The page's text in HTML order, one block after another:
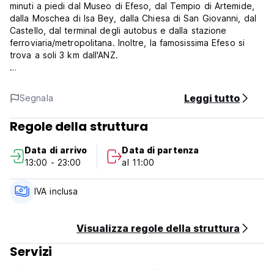
minuti a piedi dal Museo di Efeso, dal Tempio di Artemide,
dalla Moschea di Isa Bey, dalla Chiesa di San Giovanni, dal
Castello, dal terminal degli autobus e dalla stazione
ferroviaria/metropolitana. Inoltre, la famosissima Efeso si
trova a soli 3 km dall'ANZ.
Reception 24 ore su 24.
Politica di cancellazione: 72 ore prima dell'arrivo. In caso di
prima notte di soggiorno.
Check in dalle 13:00 alle 23:00.
Pagamento all'arrivo in contanti, carte di credito, carte di
Segnala Leggi tutto
Regole della struttura
Data di arrivo
13:00 - 23:00
Data di partenza
al 11:00
IVA inclusa
Visualizza regole della struttura
Servizi